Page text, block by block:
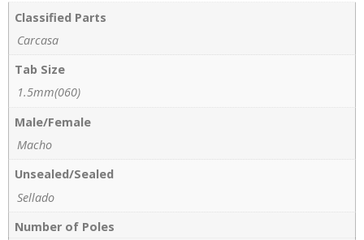
Classified Parts
Carcasa
Tab Size
1.5mm(060)
Male/Female
Macho
Unsealed/Sealed
Sellado
Number of Poles